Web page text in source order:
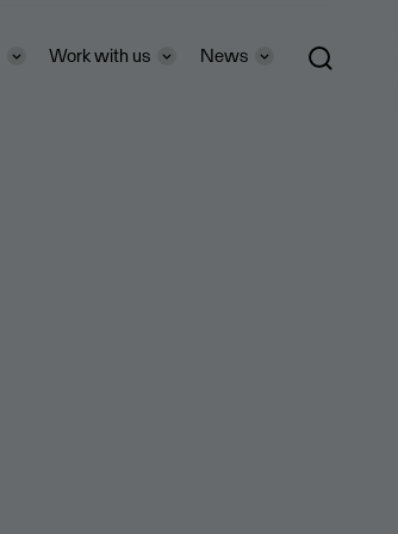
Work with us News